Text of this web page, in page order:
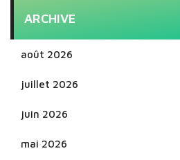
ARCHIVE
août 2026
juillet 2026
juin 2026
mai 2026